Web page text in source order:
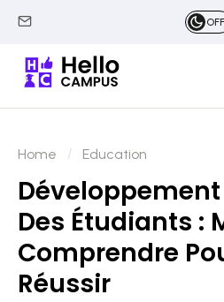
OFF
Home Education
Des Étudiants :
Comprendre
Réussir